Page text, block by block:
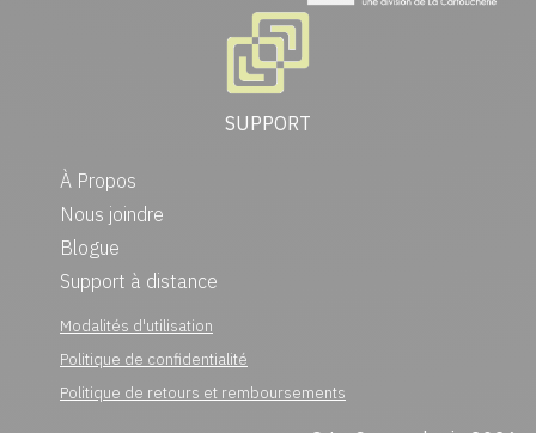
SUPPORT
À Propos
Nous joindre
Blogue
Support à distance
Modalités d'utilisation
Politique de confidentialité
Politique de retours et remboursements